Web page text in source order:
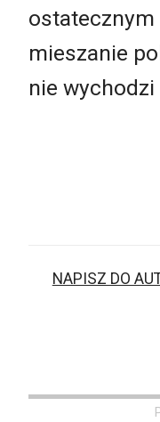
mieszanie
nie
NAPISZ DO